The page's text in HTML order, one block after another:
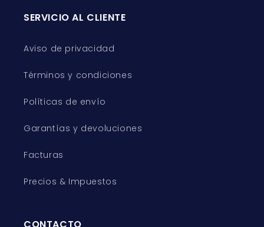
SERVICIO AL CLIENTE
Aviso de privacidad
Términos y condiciones
Políticas de envío
Garantías y devoluciones
Facturas
Precios & Impuestos